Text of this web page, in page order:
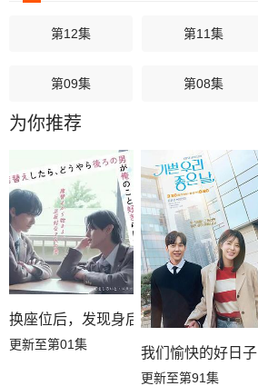
第12集 第11集
第09集 第08集
第06集
第03集 第02集
为你推荐
换座位后，发现身后的男生好像喜欢我
更新至第01集
我们愉快的好日子
更新至第91集